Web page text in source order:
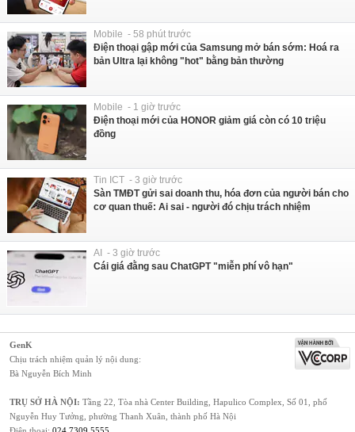
Mobile - 58 phút trước
Điện thoại gập mới của Samsung mở bán sớm: Hoá ra
bản Ultra lại không "hot" bằng bản thường
Mobile - 1 giờ trước
Điện thoại mới của HONOR giảm giá còn có 10 triệu
đồng
Tin ICT - 3 giờ trước
Sàn TMĐT gửi sai doanh thu, hóa đơn của người bán cho
cơ quan thuế: Ai sai - người đó chịu trách nhiệm
AI - 3 giờ trước
Cái giá đằng sau ChatGPT "miễn phí vô hạn"
GenK
Chịu trách nhiệm quản lý nội dung:
Bà Nguyễn Bích Minh
TRỤ SỞ HÀ NỘI: Tầng 22, Tòa nhà Center Building, Hapulico Complex, Số 01, phố
Nguyễn Huy Tưởng, phường Thanh Xuân, thành phố Hà Nội
Điện thoại: 024 7309 5555